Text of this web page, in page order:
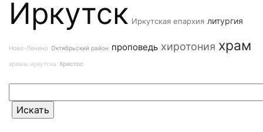
Иркутск Иркутская епархия литургия
Ново-Ленино Октябрьский район проповедь хиротония храм
храмы иркутска Христос